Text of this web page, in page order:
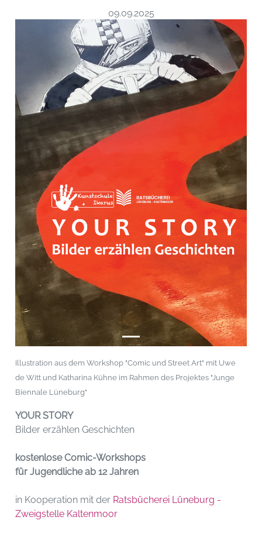
09.09.2025
Illustration aus dem Workshop "Comic und Street Art" mit Uwe
de Witt und Katharina Kühne im Rahmen des Projektes "Junge
Biennale Lüneburg"
YOUR STORY
Bilder erzählen Geschichten
kostenlose Comic-Workshops
für Jugendliche ab 12 Jahren
in Kooperation mit der Ratsbücherei Lüneburg -
Zweigstelle Kaltenmoor